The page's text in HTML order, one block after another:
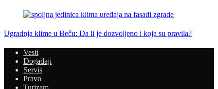
Ugradnja klime u Beču: Da li je dozvoljeno i koja su pravila?
Vesti
Događaji
Servis
Pravo
Turizam